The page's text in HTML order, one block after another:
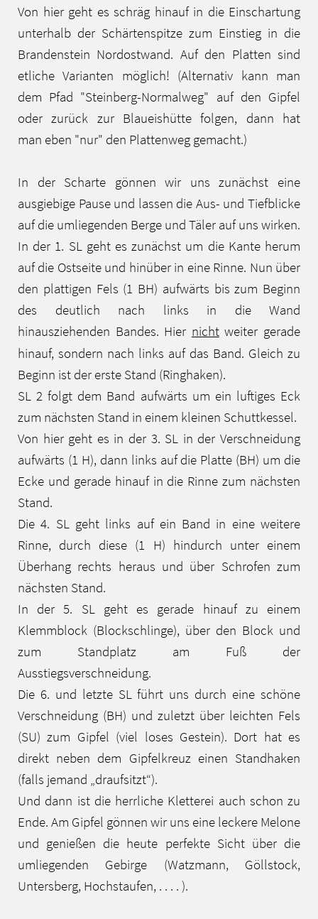
Von hier geht es schräg hinauf in die Einschartung
unterhalb der Schärtenspitze zum Einstieg in die
Brandenstein Nordostwand. Auf den Platten sind
etliche Varianten möglich! (Alternativ kann man
dem Pfad "Steinberg-Normalweg" auf den Gipfel
oder zurück zur Blaueishütte folgen, dann hat
man eben "nur" den Plattenweg gemacht.)
In der Scharte gönnen wir uns zunächst eine
ausgiebige Pause und lassen die Aus- und Tiefblicke
auf die umliegenden Berge und Täler auf uns wirken.
In der 1. SL geht es zunächst um die Kante herum
auf die Ostseite und hinüber in eine Rinne. Nun über
den plattigen Fels (1 BH) aufwärts bis zum Beginn
des deutlich nach links in die Wand
hinausziehenden Bandes. Hier nichtweiter gerade
hinauf, sondern nach links auf das Band. Gleich zu
Beginn ist der erste Stand (Ringhaken).
SL 2 folgt dem Band aufwärts um ein luftiges Eck
zum nächsten Stand in einem kleinen Schuttkessel.
Von hier geht es in der 3. SL in der Verschneidung
aufwärts (1 H), dann links auf die Platte (BH) um die
Ecke und gerade hinauf in die Rinne zum nächsten
Stand.
Die 4. SL geht links auf ein Band in eine weitere
Rinne, durch diese (1 H) hindurch unter einem
Überhang rechts heraus und über Schrofen zum
nächsten Stand.
In der 5. SL geht es gerade hinauf zu einem
Klemmblock (Blockschlinge), über den Block und
zum Standplatz am Fuß der
Ausstiegsverschneidung.
Die 6. und letzte SL führt uns durch eine schöne
Verschneidung (BH) und zuletzt über leichten Fels
(SU) zum Gipfel (viel loses Gestein). Dort hat es
direkt neben dem Gipfelkreuz einen Standhaken
(falls jemand „draufsitzt“).
Und dann ist die herrliche Kletterei auch schon zu
Ende. Am Gipfel gönnen wir uns eine leckere Melone
und genießen die heute perfekte Sicht über die
umliegenden Gebirge (Watzmann, Göllstock,
Untersberg, Hochstaufen, . . . . ).